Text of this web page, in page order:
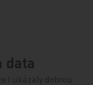
data
I ukázaly dobrou